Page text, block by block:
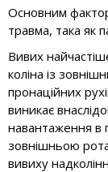
Основним
травма, така як
Вивих
коліна із
пронаційних
виникає
навантаження в
зовнішньою
вивиху